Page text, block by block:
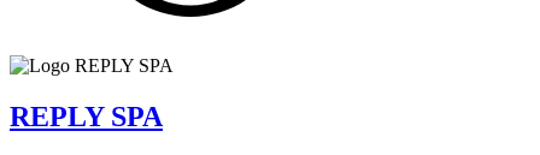
REPLY SPA